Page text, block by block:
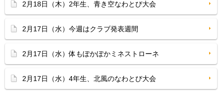
2月18日（木）2年生、青き空なわとび大会
2月17日（水）今週はクラブ発表週間
2月17日（水）体もぽかぽかミネストローネ
2月17日（水）4年生、北風のなわとび大会